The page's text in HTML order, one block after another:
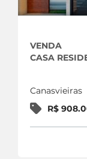
VENDA
CASA
Canasvieiras
R$